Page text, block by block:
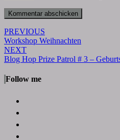
Post
navigation
PREVIOUS
Workshop Weihnachten
NEXT
Blog Hop Prize Patrol # 3 –
Follow me